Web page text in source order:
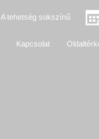
A tehetség sokszínű
Kapcsolat